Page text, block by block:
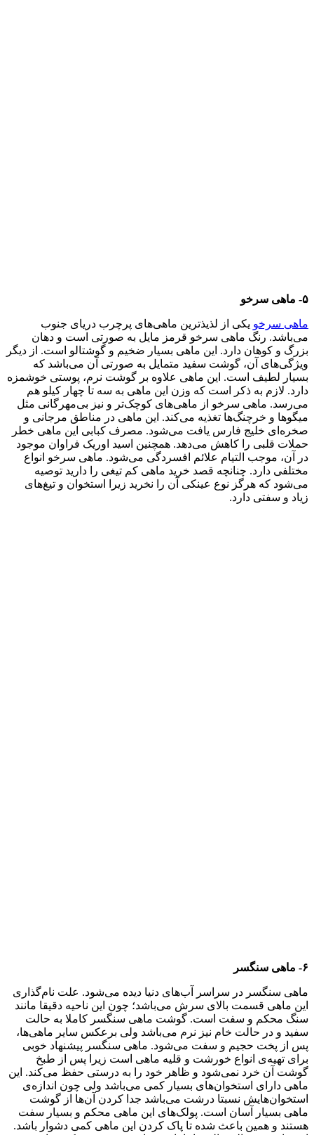
۵- ماهی سرخو
ماهی سرخو یکی از لذیذترین ماهی‌های پرچرب دریای جنوب
می‌باشد. رنگ ماهی سرخو قرمز مایل به صورتی است و دهان
بزرگ و کوهان دارد. این ماهی بسیار ضخیم و گوشتالو است. از دیگر
ویژگی‌های آن، گوشت سفید متمایل به صورتی آن می‌باشد که
بسیار لطیف است. این ماهی علاوه بر گوشت نرم، پوستی خوشمزه
دارد. لازم به ذکر است که وزن این ماهی به سه تا چهار کیلو هم
می‌رسد. ماهی سرخو از ماهی‌های کوچک‌تر و نیز بی‌مهرگانی مثل
میگوها و خرچنگ‌ها تغذیه می‌کند. این ماهی در مناطق مرجانی و
صخره‌ای خلیج فارس یافت می‌شود. مصرف کبابی این ماهی خطر
حملات قلبی را کاهش می‌دهد. همچنین اسید اوریک فراوان موجود
در آن، موجب التیام علائم افسردگی می‌شود. ماهی سرخو انواع
مختلفی دارد. چنانچه قصد خرید ماهی کم تیغی را دارید توصیه
می‌شود که هرگز نوع عینکی آن را نخرید زیرا استخوان و تیغ‌های
زیاد و سفتی دارد.
۶- ماهی سنگسر
ماهی سنگسر در سراسر آب‌های دنیا دیده می‌شود. علت نام‌گذاری
این ماهی قسمت بالای سرش می‌باشد؛ چون این ناحیه دقیقا مانند
سنگ محکم و سفت است. گوشت ماهی سنگسر کاملا به حالت
سفید و در حالت خام نیز نرم می‌باشد ولی برعکس سایر ماهی‌ها،
پس از پخت حجیم و سفت می‌شود. ماهی سنگسر پیشنهاد خوبی
برای تهیه‌ی انواع خورشت و قلیه ماهی است زیرا پس از طبخ
گوشت آن خرد نمی‌شود و ظاهر خود را به درستی حفظ می‌کند. این
ماهی دارای استخوان‌های بسیار کمی می‌باشد ولی چون اندازه‌ی
استخوان‌هایش نسبتا درشت می‌باشد جدا کردن آن‌ها از گوشت
ماهی بسیار آسان است. پولک‌های این ماهی محکم و بسیار سفت
هستند و همین باعث شده تا پاک کردن این ماهی کمی دشوار باشد.